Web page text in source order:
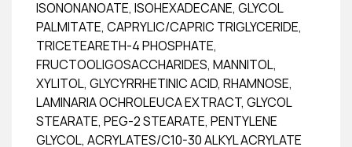
ISONONANOATE, ISOHEXADECANE, GLYCOL
PALMITATE, CAPRYLIC/CAPRIC TRIGLYCERIDE,
TRICETEARETH-4 PHOSPHATE,
FRUCTOOLIGOSACCHARIDES, MANNITOL,
XYLITOL, GLYCYRRHETINIC ACID, RHAMNOSE,
LAMINARIA OCHROLEUCA EXTRACT, GLYCOL
STEARATE, PEG-2 STEARATE, PENTYLENE
GLYCOL, ACRYLATES/C10-30 ALKYL ACRYLATE